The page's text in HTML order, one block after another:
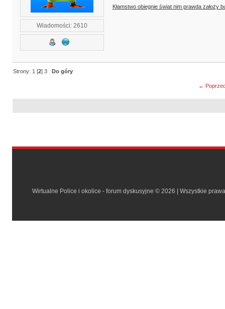
Wiadomości: 2610
Kłamstwo obiegnie świat nim prawda założy
Strony:1 [2]3 Do góry
←
Wirtualne Police i okolice - forum dyskusyjne © 2026 | Wszystkie